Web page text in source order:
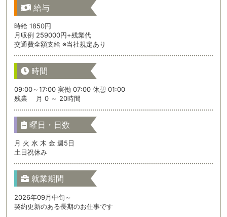
給与
時給 1850円
月収例 259000円+残業代
交通費全額支給 ※当社規定あり
時間
09:00～17:00 実働 07:00 休憩 01:00
残業 月 0 ～ 20時間
曜日・日数
月 火 水 木 金 週5日
土日祝休み
就業期間
2026年09月中旬～
契約更新のある長期のお仕事です